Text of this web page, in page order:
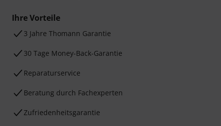
Ihre Vorteile
3 Jahre Thomann Garantie
30 Tage Money-Back-Garantie
Reparaturservice
Beratung durch Fachexperten
Zufriedenheitsgarantie